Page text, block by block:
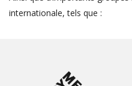
internationale, tels que :